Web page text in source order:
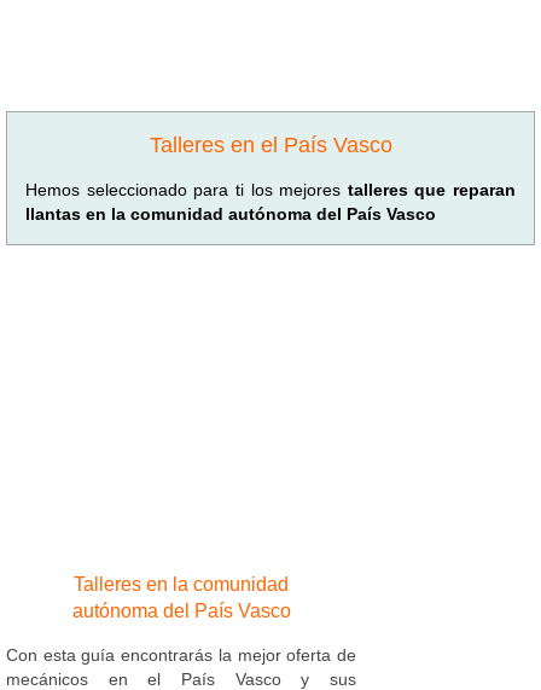
Talleres en el País Vasco
Hemos seleccionado para ti los mejores talleres que reparan
llantas en la comunidad autónoma del País Vasco
Talleres en la comunidad
autónoma del País Vasco
Con esta guía encontrarás la mejor oferta de
mecánicos en el País Vasco y sus